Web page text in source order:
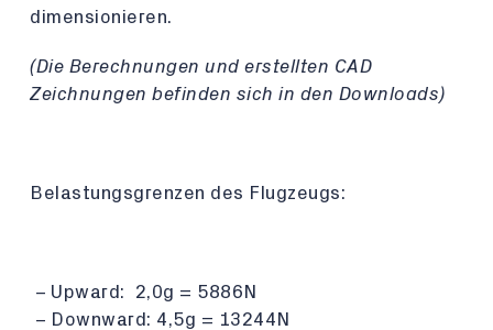
dimensionieren.
(Die Berechnungen und erstellten CAD
Zeichnungen befinden sich in den Downloads)
Belastungsgrenzen des Flugzeugs:
Upward: 2,0g = 5886N
Downward: 4,5g = 13244N